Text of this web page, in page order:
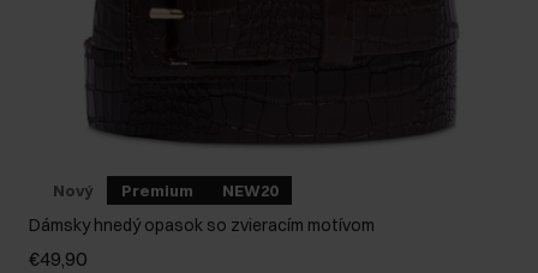
Nový Premium NEW20
Dámsky hnedý opasok so zvieracím motívom
€49,90